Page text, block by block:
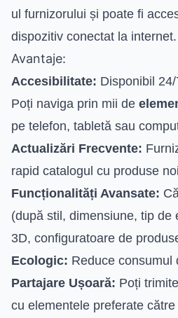
ul furnizorului și poate fi
dispozitiv conectat la internet.
Avantaje:
Accesibilitate: Disponibil
Poți naviga prin mii de
pe telefon, tabletă sau
Actualizări Frecvente:
rapid catalogul cu produse
Funcționalități Avansate:
(după stil, dimensiune, tip de
3D, configuratoare de
Ecologic: Reduce consumul
Partajare Ușoară: Poți
cu elementele preferate